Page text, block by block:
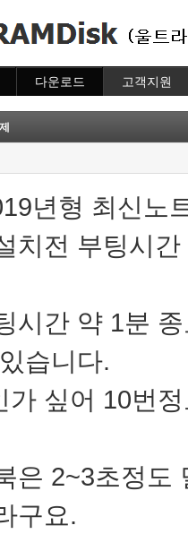
다운로드 고객지원
질문하기
년형 최신노
치전 부팅시
시간 약 1분
습니다.
가 싶어 10번
은 2~3초정도
구요.